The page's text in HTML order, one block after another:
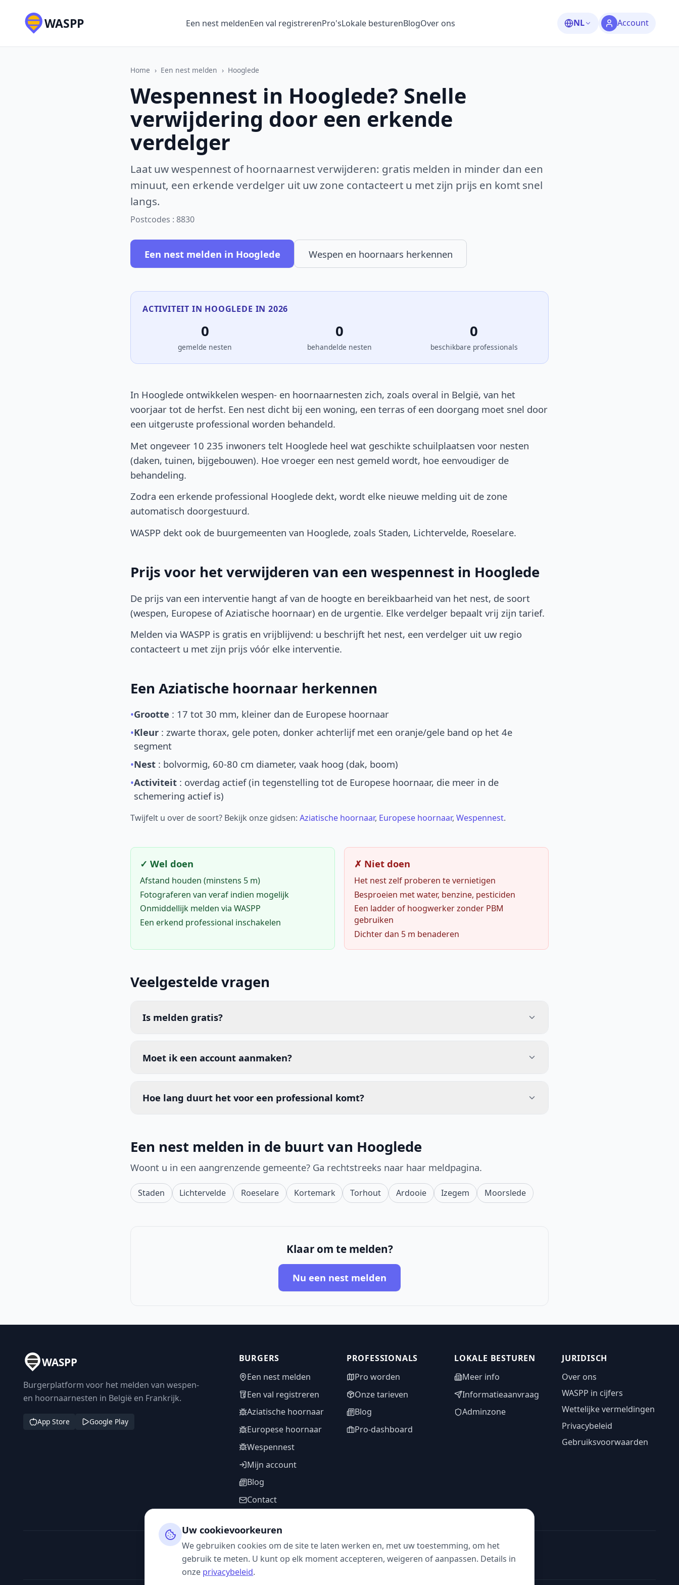
WASPP Een nest meldenEen val registrerenPro'sLokale besturenBlogOver ons NL Account
Home › Een nest melden › Hooglede
Wespennest in Hooglede? Snelle
verwijdering door een erkende
verdelger
Laat uw wespennest of hoornaarnest verwijderen: gratis melden in minder dan een
minuut, een erkende verdelger uit uw zone contacteert u met zijn prijs en komt snel
langs.
Postcodes : 8830
Een nest melden in Hooglede Wespen en hoornaars herkennen
ACTIVITEIT IN HOOGLEDE IN 2026
0
gemelde nesten
0
behandelde nesten
0
beschikbare professionals
In Hooglede ontwikkelen wespen- en hoornaarnesten zich, zoals overal in België, van het
voorjaar tot de herfst. Een nest dicht bij een woning, een terras of een doorgang moet snel door
een uitgeruste professional worden behandeld.
Met ongeveer 10 235 inwoners telt Hooglede heel wat geschikte schuilplaatsen voor nesten
(daken, tuinen, bijgebouwen). Hoe vroeger een nest gemeld wordt, hoe eenvoudiger de
behandeling.
Zodra een erkende professional Hooglede dekt, wordt elke nieuwe melding uit de zone
automatisch doorgestuurd.
WASPP dekt ook de buurgemeenten van Hooglede, zoals Staden, Lichtervelde, Roeselare.
Prijs voor het verwijderen van een wespennest in Hooglede
De prijs van een interventie hangt af van de hoogte en bereikbaarheid van het nest, de soort
(wespen, Europese of Aziatische hoornaar) en de urgentie. Elke verdelger bepaalt vrij zijn tarief.
Melden via WASPP is gratis en vrijblijvend: u beschrijft het nest, een verdelger uit uw regio
contacteert u met zijn prijs vóór elke interventie.
Een Aziatische hoornaar herkennen
•Grootte : 17 tot 30 mm, kleiner dan de Europese hoornaar
•Kleur : zwarte thorax, gele poten, donker achterlijf met een oranje/gele band op het 4e
segment
•Nest : bolvormig, 60-80 cm diameter, vaak hoog (dak, boom)
•Activiteit : overdag actief (in tegenstelling tot de Europese hoornaar, die meer in de
schemering actief is)
Twijfelt u over de soort? Bekijk onze gidsen: Aziatische hoornaar, Europese hoornaar, Wespennest.
✓ Wel doen
Afstand houden (minstens 5 m)
Fotograferen van veraf indien mogelijk
Onmiddellijk melden via WASPP
Een erkend professional inschakelen
✗ Niet doen
Het nest zelf proberen te vernietigen
Besproeien met water, benzine, pesticiden
Een ladder of hoogwerker zonder PBM
gebruiken
Dichter dan 5 m benaderen
Veelgestelde vragen
Is melden gratis?
Moet ik een account aanmaken?
Hoe lang duurt het voor een professional komt?
Een nest melden in de buurt van Hooglede
Woont u in een aangrenzende gemeente? Ga rechtstreeks naar haar meldpagina.
Staden Lichtervelde Roeselare Kortemark Torhout Ardooie Izegem Moorslede
Klaar om te melden?
Nu een nest melden
WASPP
Burgerplatform voor het melden van wespen-
en hoornaarnesten in België en Frankrijk.
App Store Google Play
BURGERS
Een nest melden
Een val registreren
Aziatische hoornaar
Europese hoornaar
Wespennest
Mijn account
Blog
Contact
PROFESSIONALS
Pro worden
Onze tarieven
Blog
Pro-dashboard
LOKALE BESTUREN
Meer info
Informatieaanvraag
Adminzone
JURIDISCH
Over ons
WASPP in cijfers
Wettelijke vermeldingen
Privacybeleid
Gebruiksvoorwaarden
VOLG ONS
Uw cookievoorkeuren
We gebruiken cookies om de site te laten werken en, met uw toestemming, om het
gebruik te meten. U kunt op elk moment accepteren, weigeren of aanpassen. Details in
onze privacybeleid.